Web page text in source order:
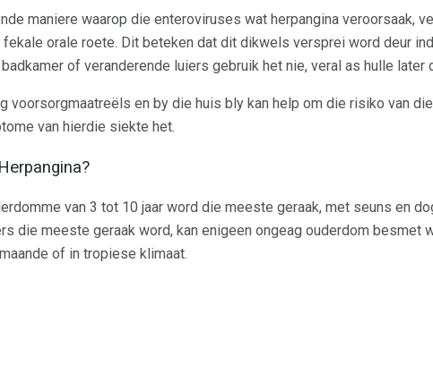
maniere waarop die enteroviruses wat herpangina veroorsaak,
orale roete. Dit beteken dat dit dikwels versprei word deur
of veranderende luiers gebruik het nie, veral as hulle later
voorsorgmaatreëls en by die huis bly kan help om die risiko van
van hierdie siekte het.
van 3 tot 10 jaar word die meeste geraak, met seuns en
die meeste geraak word, kan enigeen ongeag ouderdom besmet
of in tropiese klimaat.